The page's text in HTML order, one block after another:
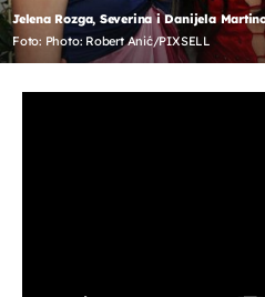
Jelena Rozga, Severina i Danijela
Foto: Photo: Robert Anić/PIXSELL